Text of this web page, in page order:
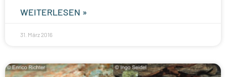
WEITERLESEN »
31. März 2016